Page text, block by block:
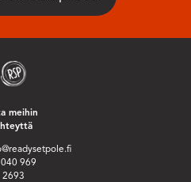
meihin
969
2693